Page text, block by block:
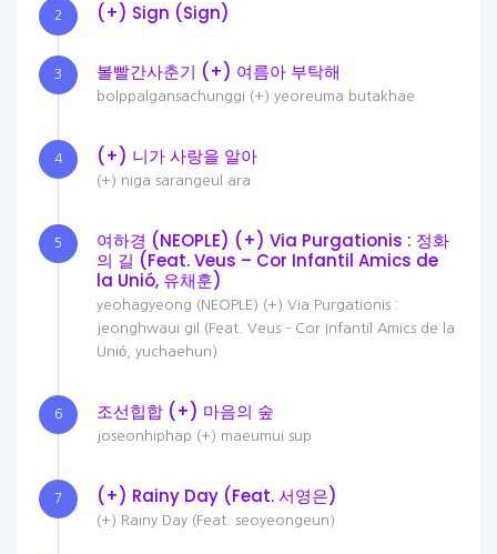
2 (+) Sign (Sign)
3 볼빨간사춘기 (+) 여름아 부탁해
bolppalgansachunggi (+) yeoreuma butakhae
4 (+) 니가 사랑을 알아
(+) niga sarangeul ara
5
여하경 (NEOPLE) (+) Via Purgationis : 정화
의 길 (Feat. Veus – Cor Infantil Amics de
la Unió, 유채훈)
yeohagyeong (NEOPLE) (+) Via Purgationis :
jeonghwaui gil (Feat. Veus – Cor Infantil Amics de la
Unió, yuchaehun)
6 조선힙합 (+) 마음의 숲
joseonhiphap (+) maeumui sup
7 (+) Rainy Day (Feat. 서영은)
(+) Rainy Day (Feat. seoyeongeun)